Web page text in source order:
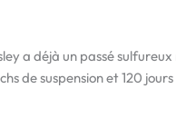
a déjà un passé
de suspension et 120